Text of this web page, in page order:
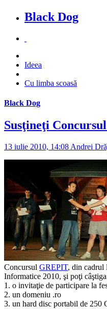
Black Dog
Ideea
Cu limba scoasă
Black Dog
Susţineţi
13 iulie 2010, 14:08 Andrei
Concursul GREPIT, din cadrul
Informatice 2010, şi poţi
1. o invitaţie de participare la
2. un domeniu .ro
3. un hard disc portabil de 250